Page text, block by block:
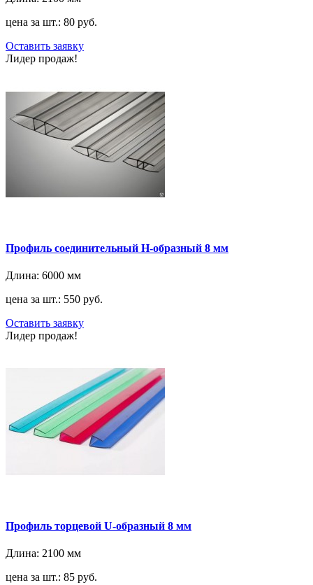
цена за шт.: 80 руб.
Оставить заявку
Лидер продаж!
Профиль соединительный H-образный 8 мм
Длина: 6000 мм
цена за шт.: 550 руб.
Оставить заявку
Лидер продаж!
Профиль торцевой U-образный 8 мм
Длина: 2100 мм
цена за шт.: 85 руб.